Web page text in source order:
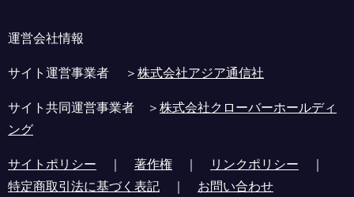
運営会社情報
サイト運営事業者 ＞株式会社アジア通信社
サイト共同運営事業者 ＞株式会社クローバーホールディ
ング
サイトポリシー ｜ 著作権 ｜ リンクポリシー ｜
特定商取引法に基づく表記 ｜ お問い合わせ